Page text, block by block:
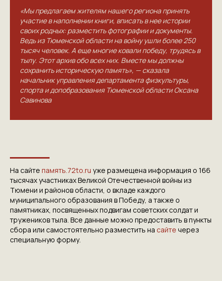
«Мы предлагаем жителям нашего региона принять
участие в наполнении книги, вписать в нее истории
своих родных: разместить фотографии и документы.
Ведь из Тюменской области на войну ушли более 250
тысяч человек. А еще многие ковали победу, трудясь в
тылу. Этот архив обо всех них. Вместе мы должны
сохранить историческую память», — сказала
начальник управления департамента физкультуры,
спорта и допобразования Тюменской области Оксана
Савинова
На сайте память.72to.ru уже размещена информация о 166
тысячах участниках Великой Отечественной войны из
Тюмени и районов области, о вкладе каждого
муниципального образования в Победу, а также о
памятниках, посвященных подвигам советских солдат и
тружеников тыла. Все данные можно предоставить в пункты
сбора или самостоятельно разместить на сайте через
специальную форму.
КОНТАКТЫ
ПРИГЛАШАЕМ ВАС
VICTORYDAY80.RU